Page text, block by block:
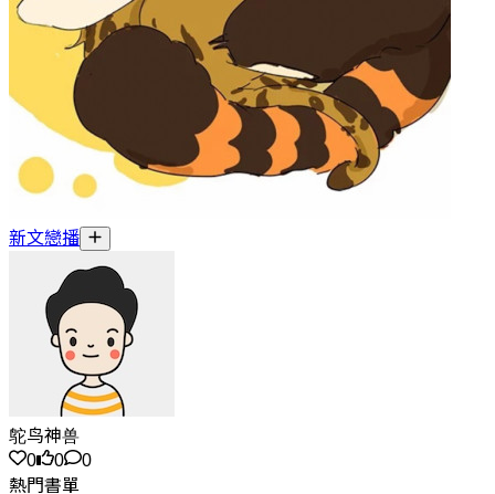
新文戀播
鸵鸟神兽
0
0
0
熱門書單